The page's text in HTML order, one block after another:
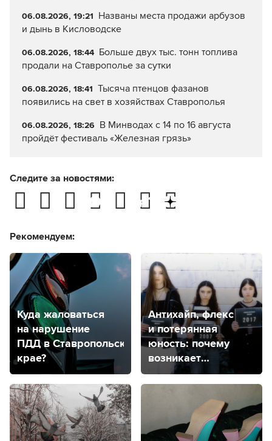
06.08.2026, 19:21 Названы места продажи арбузов
и дынь в Кисловодске
06.08.2026, 18:44 Больше двух тыс. тонн топлива
продали на Ставрополье за сутки
06.08.2026, 18:41 Тысяча птенцов фазанов
появились на свет в хозяйствах Ставрополья
06.08.2026, 18:26 В Минводах с 14 по 16 августа
пройдёт фестиваль «Железная грязь»
Следите за новостями:
Рекомендуем:
Куда жаловаться
на нарушение
ПДД в Ставропольском
крае?
Антихайп, флекс
и потерянная
юность: почему
возникает
ностальгия
и нормально
ли скучать
по прошлому?